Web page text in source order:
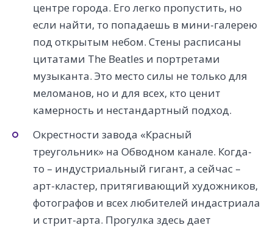
центре города. Его легко пропустить, но
если найти, то попадаешь в мини-галерею
под открытым небом. Стены расписаны
цитатами The Beatles и портретами
музыканта. Это место силы не только для
меломанов, но и для всех, кто ценит
камерность и нестандартный подход.
Окрестности завода «Красный
треугольник» на Обводном канале. Когда-
то – индустриальный гигант, а сейчас –
арт-кластер, притягивающий художников,
фотографов и всех любителей индастриала
и стрит-арта. Прогулка здесь дает